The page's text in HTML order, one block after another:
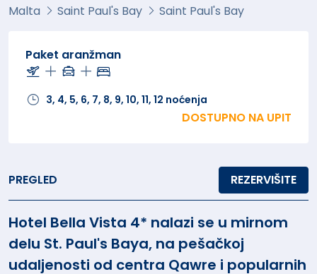
Paket aranžman
3, 4, 5, 6, 7, 8, 9, 10, 11, 12 noćenja
DOSTUPNO NA UPIT
Malta Saint Paul's Bay Saint Paul's Bay
PREGLED REZERVIŠITE
Hotel Bella Vista 4* nalazi se u mirnom
delu St. Paul's Baya, na pešačkoj
udaljenosti od centra Qawre i popularnih